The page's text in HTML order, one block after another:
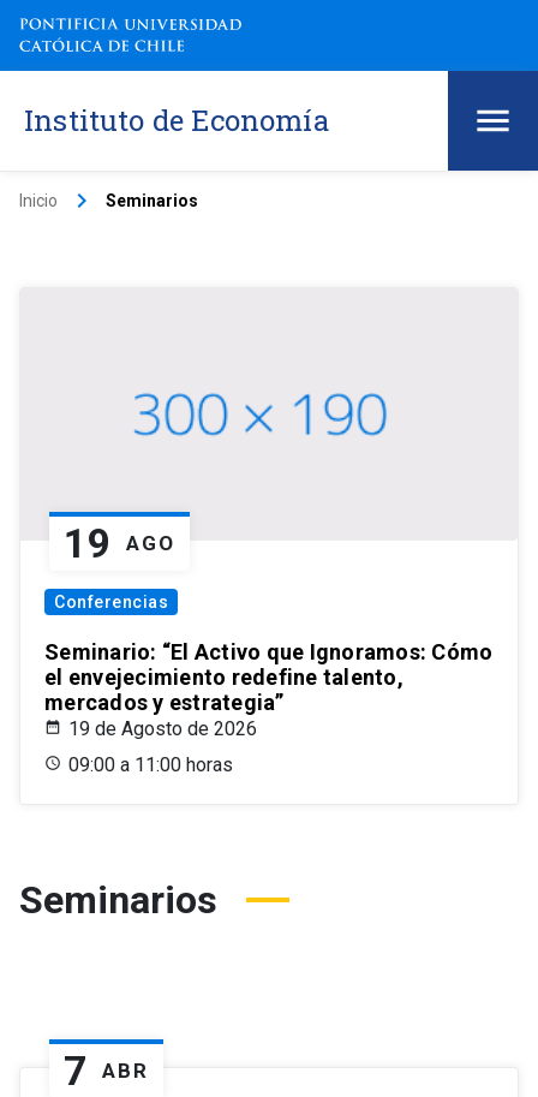
Instituto de Economía
Inicio keyboard_arrow_right Seminarios
19 AGO
Conferencias
Seminario: “El Activo que Ignoramos: Cómo
el envejecimiento redefine talento,
mercados y estrategia”
19 de Agosto de 2026
09:00 a 11:00 horas
Seminarios
7 ABR